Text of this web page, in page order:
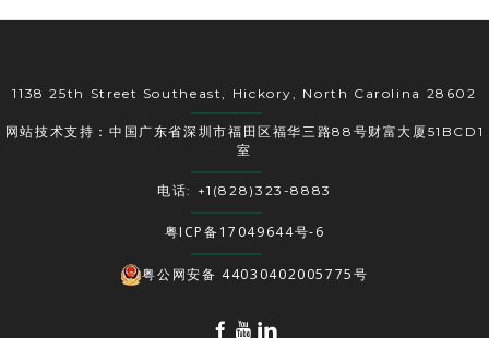
1138 25th Street Southeast, Hickory, North Carolina 28602
网站技术支持：中国广东省深圳市福田区福华三路88号财富大厦51BCD1
室
电话: +1(828)323-8883
粤ICP备17049644号-6
粤公网安备 44030402005775号